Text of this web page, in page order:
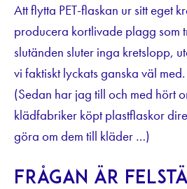
Att flytta PET-flaskan ur sitt eget
producera kortlivade plagg som
slutänden sluter inga kretslopp,
vi faktiskt lyckats ganska väl med.
(Sedan har jag till och med hört
klädfabriker köpt plastflaskor
göra om dem till kläder …)
Frågan är